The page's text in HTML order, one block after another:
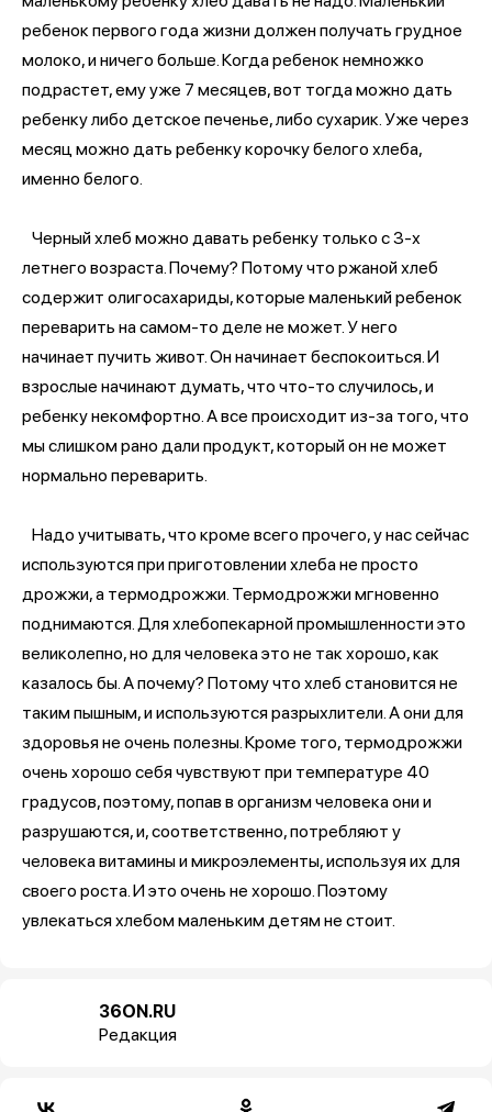
ребенок первого года жизни должен получать грудное
молоко, и ничего больше. Когда ребенок немножко
подрастет, ему уже 7 месяцев, вот тогда можно дать
ребенку либо детское печенье, либо сухарик. Уже через
месяц можно дать ребенку корочку белого хлеба,
именно белого.
Черный хлеб можно давать ребенку только с 3-х
летнего возраста. Почему? Потому что ржаной хлеб
содержит олигосахариды, которые маленький ребенок
переварить на самом-то деле не может. У него
начинает пучить живот. Он начинает беспокоиться. И
взрослые начинают думать, что что-то случилось, и
ребенку некомфортно. А все происходит из-за того, что
мы слишком рано дали продукт, который он не может
нормально переварить.
Надо учитывать, что кроме всего прочего, у нас сейчас
используются при приготовлении хлеба не просто
дрожжи, а термодрожжи. Термодрожжи мгновенно
поднимаются. Для хлебопекарной промышленности это
великолепно, но для человека это не так хорошо, как
казалось бы. А почему? Потому что хлеб становится не
таким пышным, и используются разрыхлители. А они для
здоровья не очень полезны. Кроме того, термодрожжи
очень хорошо себя чувствуют при температуре 40
градусов, поэтому, попав в организм человека они и
разрушаются, и, соответственно, потребляют у
человека витамины и микроэлементы, используя их для
своего роста. И это очень не хорошо. Поэтому
увлекаться хлебом маленьким детям не стоит.
36ON.RU
Редакция